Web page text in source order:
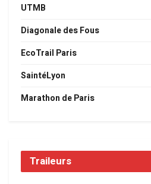
UTMB
Diagonale des Fous
EcoTrail Paris
SaintéLyon
Marathon de Paris
Traileurs